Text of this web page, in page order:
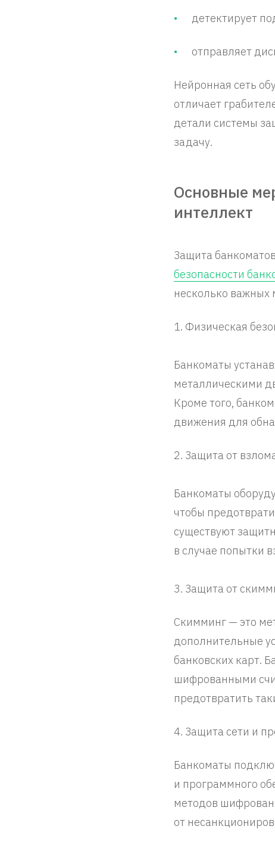
детектирует
отправляет
Нейронная сеть
отличает
детали системы
задачу.
Основные
интеллект
Защита
безопасности
несколько важных
1. Физическая
Банкоматы
металлическими
Кроме того,
движения для
2. Защита от
Банкоматы
чтобы
существуют
в случае попытки
3. Защита от
Скимминг — это
дополнительные
банковских карт.
шифрованными
предотвратить
4. Защита сети и
Банкоматы
и программного
методов
от